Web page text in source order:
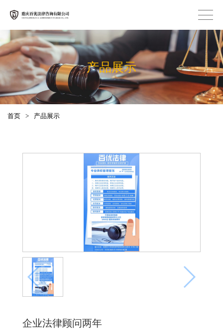
产品展示
首页 > 产品展示
企业法律顾问两年